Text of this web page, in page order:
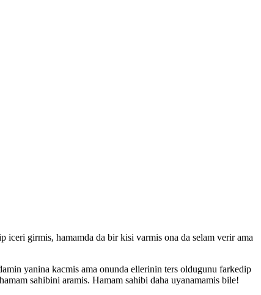
iceri girmis, hamamda da bir kisi varmis ona da selam verir ama
yanina kacmis ama onunda ellerinin ters oldugunu farkedip
sahibini aramis. Hamam sahibi daha uyanamamis bile!